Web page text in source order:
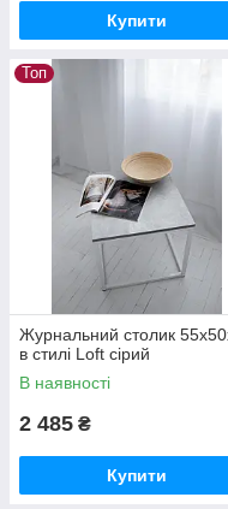
Купити
Топ
Журнальний столик
в стилі Loft сірий
В наявності
2 485 ₴
Купити